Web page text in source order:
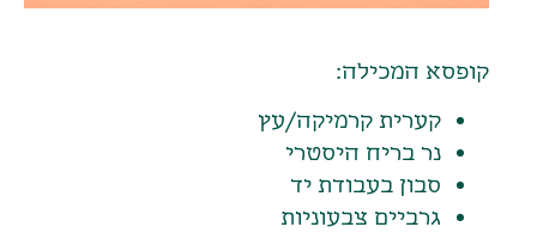
קופסא המכילה:
קערית קרמיקה/עץ
נר בריח היסטרי
סבון בעבודת יד
גרביים צבעוניות